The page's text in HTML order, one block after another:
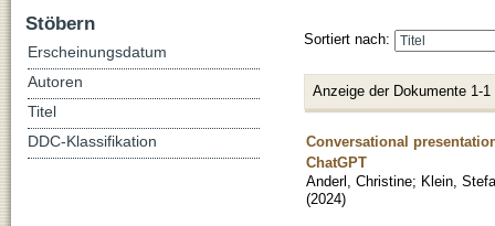
Sortiert nach:
Anzeige der Dokumente 1-1
Conversational
ChatGPT
Anderl, Christine; Klein,
(2024)
Stöbern
Erscheinungsdatum
Autoren
Titel
DDC-Klassifikation